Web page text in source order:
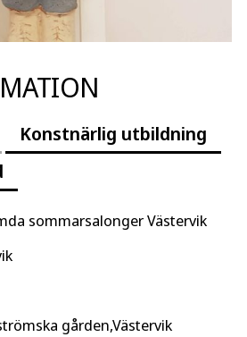
Konstnärlig utbildning
sommarsalonger Västervik
gården,Västervik